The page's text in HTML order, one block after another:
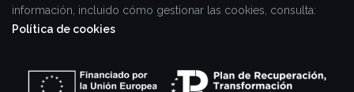
información, incluido cómo gestionar las cookies, consulta:
Política de cookies